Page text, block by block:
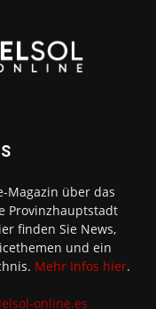
Magazin über das
Provinzhauptstadt
finden Sie News,
und ein
Mehr Infos hier.
online.es